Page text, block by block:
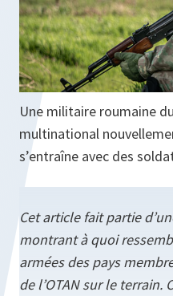
Une militaire roumaine
multinational
s’entraîne avec des
Cet article fait partie
montrant à quoi
armées des pays
de l’OTAN sur le